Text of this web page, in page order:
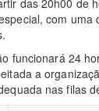
das 20h00 de
com uma
funcionará 24
a
nas filas